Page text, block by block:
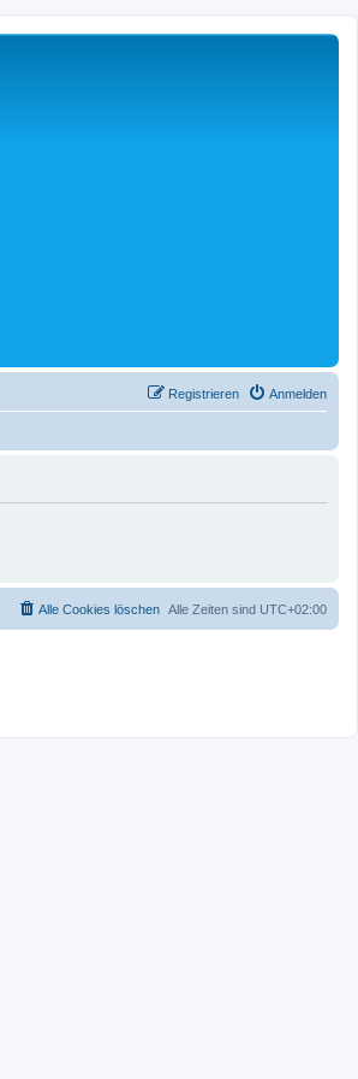
Anmelden
Registrieren
Alle Zeiten sind UTC+02:00
Alle Cookies löschen